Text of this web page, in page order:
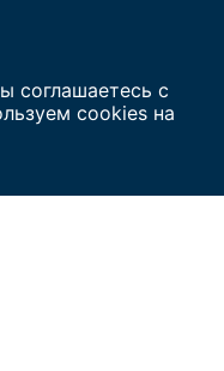
соглашаетесь с
cookies на